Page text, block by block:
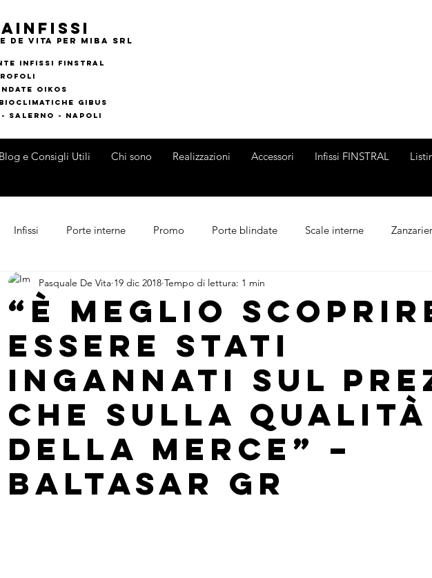
de vita per MIBA srl
infissi finstral
OIKOS
CHE gIBUS
SALERNO - NAPOLI
Blog e Consigli Utili Chi sono Realizzazioni Accessori Infissi FINSTRAL
Infissi Porte interne Promo Porte blindate Scale interne
Novità di Prodotti
“È meglio
essere stati
ingannati sul
che sulla qualità
della merce” –
Baltasar Gr
Pasquale De Vita 19 dic 2018 Tempo di lettura: 1 min